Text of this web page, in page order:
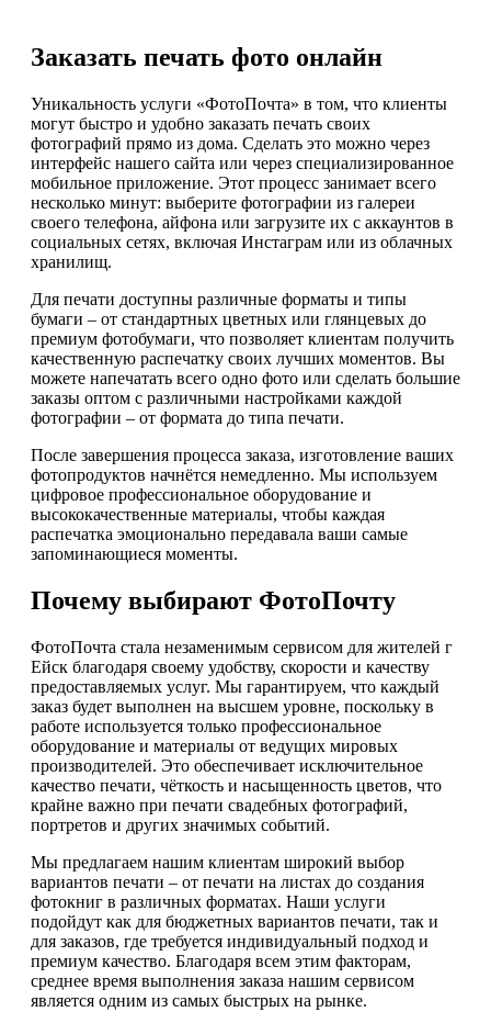
Заказать печать фото онлайн
Уникальность услуги «ФотоПочта» в том, что клиенты
могут быстро и удобно заказать печать своих
фотографий прямо из дома. Сделать это можно через
интерфейс нашего сайта или через специализированное
мобильное приложение. Этот процесс занимает всего
несколько минут: выберите фотографии из галереи
своего телефона, айфона или загрузите их с аккаунтов в
социальных сетях, включая Инстаграм или из облачных
хранилищ.
Для печати доступны различные форматы и типы
бумаги – от стандартных цветных или глянцевых до
премиум фотобумаги, что позволяет клиентам получить
качественную распечатку своих лучших моментов. Вы
можете напечатать всего одно фото или сделать большие
заказы оптом с различными настройками каждой
фотографии – от формата до типа печати.
После завершения процесса заказа, изготовление ваших
фотопродуктов начнётся немедленно. Мы используем
цифровое профессиональное оборудование и
высококачественные материалы, чтобы каждая
распечатка эмоционально передавала ваши самые
запоминающиеся моменты.
Почему выбирают ФотоПочту
ФотоПочта стала незаменимым сервисом для жителей г
Ейск благодаря своему удобству, скорости и качеству
предоставляемых услуг. Мы гарантируем, что каждый
заказ будет выполнен на высшем уровне, поскольку в
работе используется только профессиональное
оборудование и материалы от ведущих мировых
производителей. Это обеспечивает исключительное
качество печати, чёткость и насыщенность цветов, что
крайне важно при печати свадебных фотографий,
портретов и других значимых событий.
Мы предлагаем нашим клиентам широкий выбор
вариантов печати – от печати на листах до создания
фотокниг в различных форматах. Наши услуги
подойдут как для бюджетных вариантов печати, так и
для заказов, где требуется индивидуальный подход и
премиум качество. Благодаря всем этим факторам,
среднее время выполнения заказа нашим сервисом
является одним из самых быстрых на рынке.